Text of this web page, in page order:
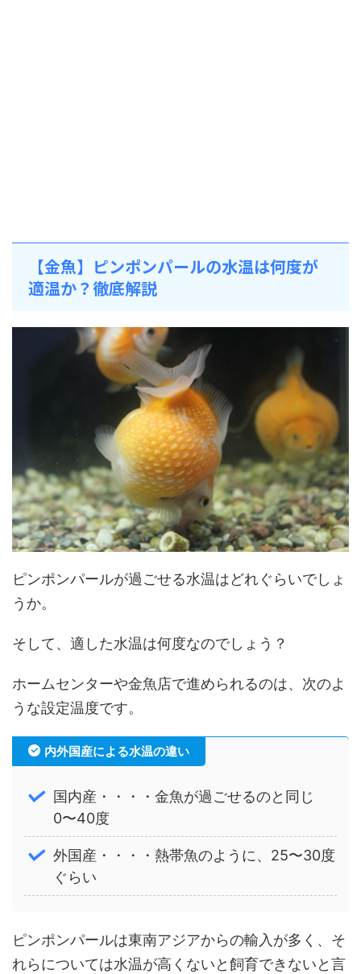
【金魚】ピンポンパールの水温は何度が
適温か？徹底解説
ピンポンパールが過ごせる水温はどれぐらいでしょ
うか。
そして、適した水温は何度なのでしょう？
ホームセンターや金魚店で進められるのは、次のよ
うな設定温度です。
内外国産による水温の違い
国内産・・・・金魚が過ごせるのと同じ
0〜40度
外国産・・・・熱帯魚のように、25〜30度
ぐらい
ピンポンパールは東南アジアからの輸入が多く、そ
れらについては水温が高くないと飼育できないと言